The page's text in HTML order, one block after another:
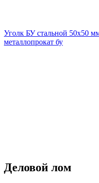
Уголк БУ стальной 50х50
металлопрокат бу
Деловой лом